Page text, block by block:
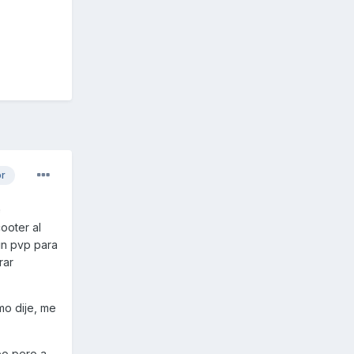
al
pvp para
dije, me